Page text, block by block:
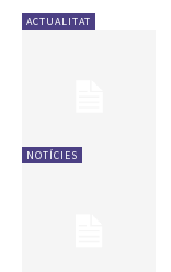
ACTUALITAT
NOTÍCIES